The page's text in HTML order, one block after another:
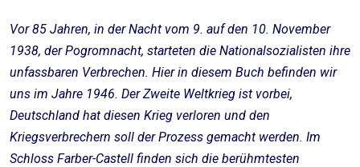
Vor 85 Jahren, in der Nacht vom 9. auf den 10. November
1938, der Pogromnacht, starteten die Nationalsozialisten ihre
unfassbaren Verbrechen. Hier in diesem Buch befinden wir
uns im Jahre 1946. Der Zweite Weltkrieg ist vorbei,
Deutschland hat diesen Krieg verloren und den
Kriegsverbrechern soll der Prozess gemacht werden. Im
Schloss Farber-Castell finden sich die berühmtesten